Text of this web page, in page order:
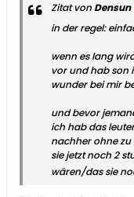
Zitat vonDensun
in der regel:
wenn es lang
vor und hab son
wunder bei mir
und bevor
ich hab das
nachher ohne zu
sie jetzt noch 2
wären/das sie